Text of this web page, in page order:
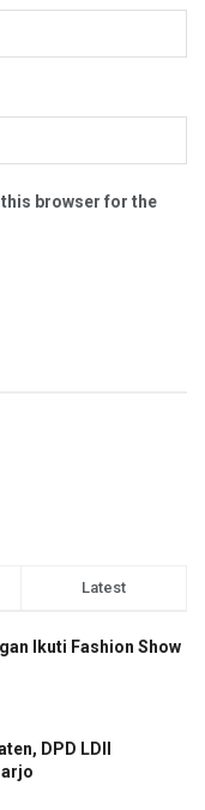
this browser for the
Latest
Ikuti Fashion Show
DPD LDII